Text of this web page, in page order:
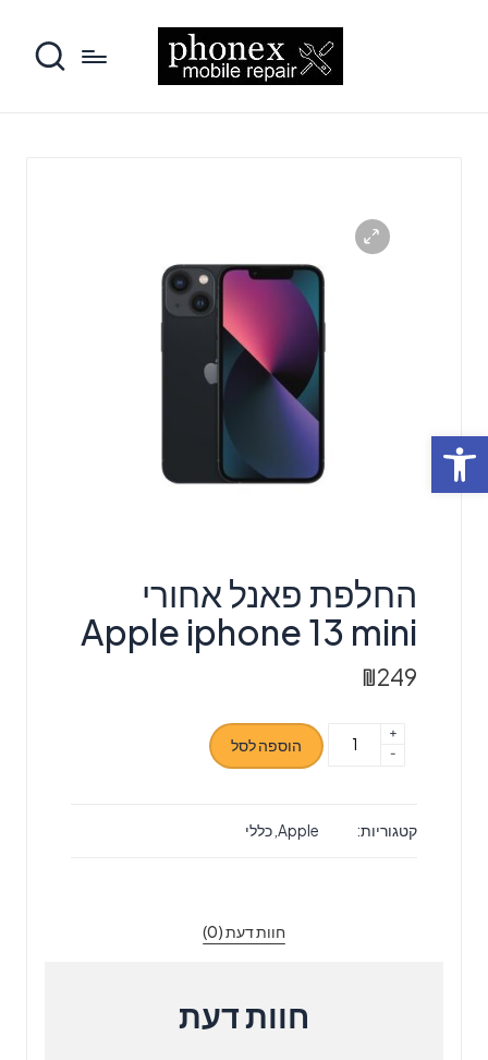
פתח סרגל נגישות
החלפת פאנל אחורי
Apple iphone 13 mini
₪249
כמות
אחורי
-
+
הוספה לסל
קטגוריות: Apple כללי
חוות דעת (0)
חוות דעת